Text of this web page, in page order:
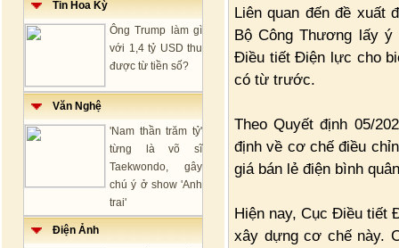
Tin Hoa Kỳ
Ông Trump làm gì
với 1,4 tỷ USD thu
được từ tiền số?
Văn Nghệ
'Nam thần trăm tỷ'
từng là võ sĩ
Taekwondo, gây
chú ý ở show 'Anh
trai'
Điện Ảnh
Liên quan đến đề xuất
Bộ Công Thương lấy
Điều tiết Điện lực cho
có từ trước.
Theo Quyết định 05/
định về cơ chế điều
giá bán lẻ điện bình
Hiện nay, Cục Điều tiết
xây dựng cơ chế này.